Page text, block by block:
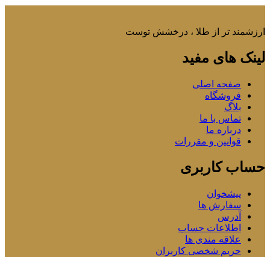
ارزشمند تر از طلا ، درخشش توست
لینک های مفید
صفحه اصلی
فروشگاه
بلاگ
تماس با ما
درباره ما
قوانین و مقررات
حساب کاربری
پیشخوان
سفارش ها
آدرس
اطلاعات حساب
علاقه مندی ها
حریم شخصی کاربران